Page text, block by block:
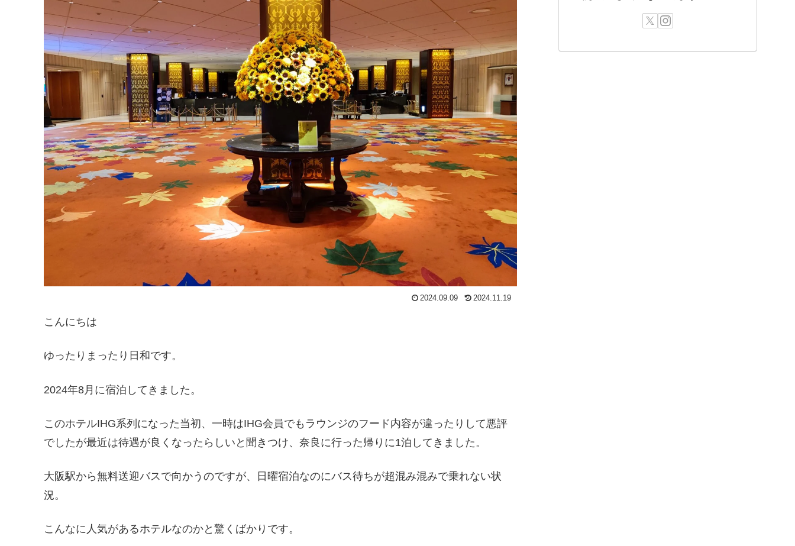
2024.09.09 2024.11.19
こんにちは
ゆったりまったり日和です。
2024年8月に宿泊してきました。
このホテルIHG系列になった当初、一時はIHG会員でもラウンジのフード内容が違ったりして悪評
でしたが最近は待遇が良くなったらしいと聞きつけ、奈良に行った帰りに1泊してきました。
大阪駅から無料送迎バスで向かうのですが、日曜宿泊なのにバス待ちが超混み混みで乗れない状
況。
こんなに人気があるホテルなのかと驚くばかりです。